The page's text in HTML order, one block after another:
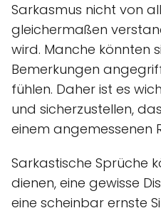
Sarkasmus nicht von
gleichermaßen
wird. Manche könnten
Bemerkungen
fühlen. Daher ist es
und sicherzustellen,
einem angemessenen
Sarkastische Sprüche
dienen, eine gewisse
eine scheinbar ernste